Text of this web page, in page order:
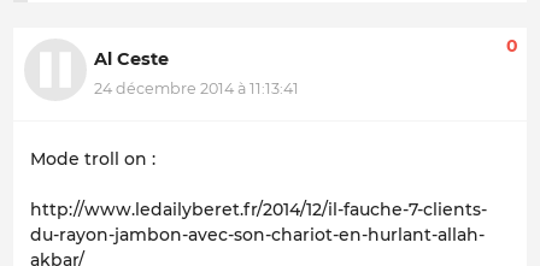
Al Ceste
24 décembre 2014 à 11:13:41
0
Mode troll on :
http://www.ledailyberet.fr/2014/12/il-fauche-7-clients-
du-rayon-jambon-avec-son-chariot-en-hurlant-allah-
akbar/